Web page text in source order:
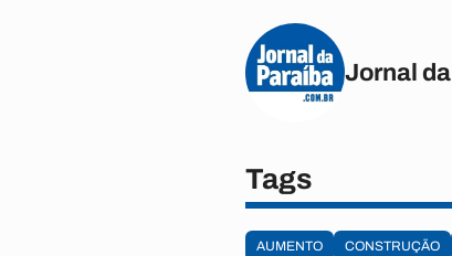
Jornal
Tags
AUMENTO CONSTRUÇÃO